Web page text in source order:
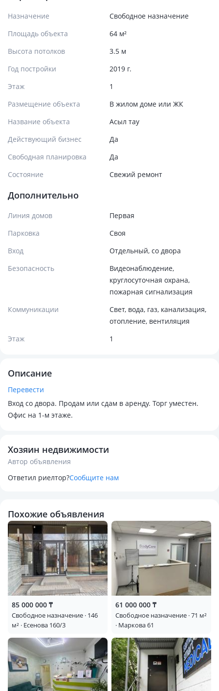
Назначение
Свободное назначение
Площадь объекта
64 м²
Высота потолков
3.5 м
Год постройки
2019 г.
Этаж
1
Размещение объекта
В жилом доме или ЖК
Название объекта
Асыл тау
Действующий бизнес
Да
Свободная планировка
Да
Состояние
Cвежий ремонт
Дополнительно
Линия домов
Первая
Парковка
Своя
Вход
Отдельный, со двора
Безопасность
Видеонаблюдение,
круглосуточная охрана,
пожарная сигнализация
Коммуникации
Свет, вода, газ, канализация,
отопление, вентиляция
Этаж
1
Описание
Перевести
Вход со двора. Продам или сдам в аренду. Торг уместен.
Офис на 1-м этаже.
Хозяин недвижимости
Автор объявления
Ответил риелтор?Сообщите нам
Похожие объявления
85 000 000 ₸
Свободное назначение · 146
м² · Есенова 160/3
61 000 000 ₸
Свободное назначение · 71 м²
· Маркова 61